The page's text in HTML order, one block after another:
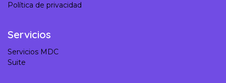
Política de privacidad
Servicios
Servicios MDC
Suite